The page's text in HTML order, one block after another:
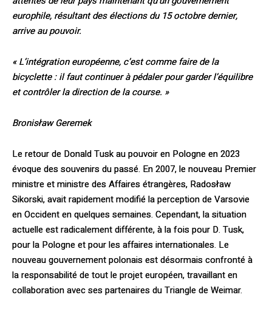
europhile, résultant des élections du 15 octobre dernier,
arrive au pouvoir.
« L’intégration européenne, c’est comme faire de la
bicyclette : il faut continuer à pédaler pour garder l’équilibre
et contrôler la direction de la course. »
Bronisław Geremek
Le retour de Donald Tusk au pouvoir en Pologne en 2023
évoque des souvenirs du passé. En 2007, le nouveau Premier
ministre et ministre des Affaires étrangères, Radosław
Sikorski, avait rapidement modifié la perception de Varsovie
en Occident en quelques semaines. Cependant, la situation
actuelle est radicalement différente, à la fois pour D. Tusk,
pour la Pologne et pour les affaires internationales. Le
nouveau gouvernement polonais est désormais confronté à
la responsabilité de tout le projet européen, travaillant en
collaboration avec ses partenaires du Triangle de Weimar.